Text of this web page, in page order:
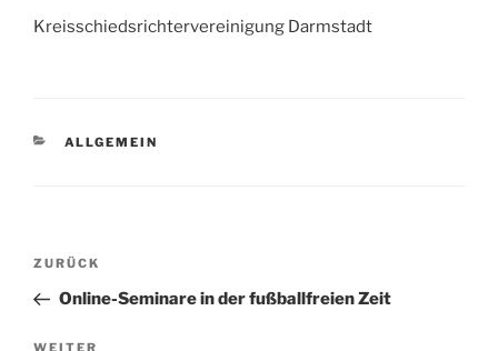
Kreisschiedsrichtervereinigung Darmstadt
KATEGORIEN
ALLGEMEIN
Beitrags-
Vorheriger
Beitrag
ZURÜCK
Online-Seminare in der fußballfreien Zeit
WEITER